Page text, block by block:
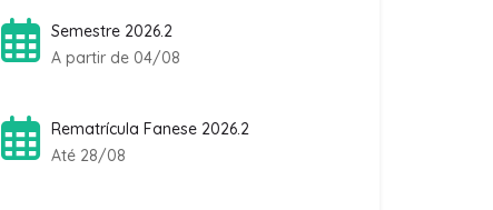
Semestre 2026.2
A partir de 04/08
Rematrícula Fanese 2026.2
Até 28/08